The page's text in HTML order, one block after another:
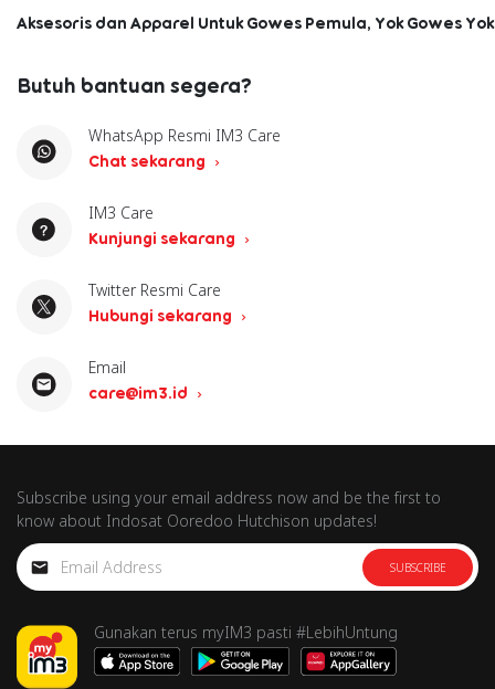
Aksesoris dan Apparel Untuk Gowes Pemula, Yok Gowes
Butuh bantuan segera?
WhatsApp Resmi IM3 Care
Chat sekarang
IM3 Care
Kunjungi sekarang
Twitter Resmi Care
Hubungi sekarang
Email
care@im3.id
Subscribe using your email address now and be the first to
know about Indosat Ooredoo Hutchison updates!
SUBSCRIBE
Gunakan terus myIM3 pasti #LebihUntung